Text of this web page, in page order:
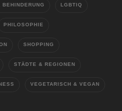
LGBTIQ
PHILOSOPHIE
SHOPPING
STÄDTE & REGIONEN
VEGETARISCH & VEGAN